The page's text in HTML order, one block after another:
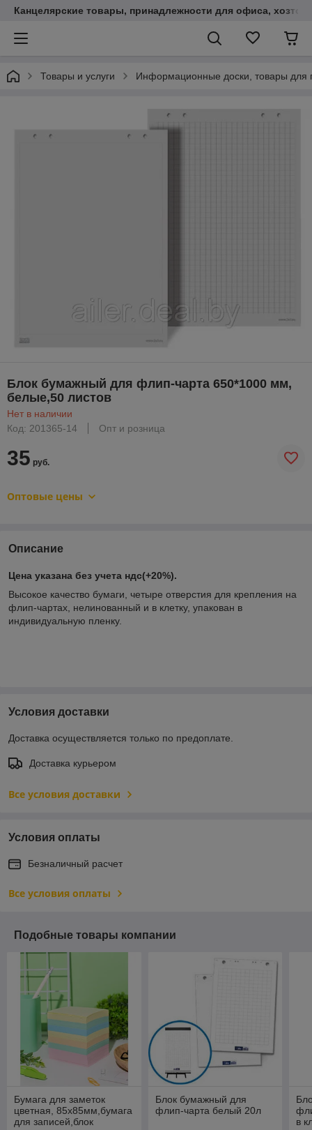
Канцелярские товары, принадлежности для офиса,
Товары и услуги Информационные доски, товары для
Блок бумажный для флип-чарта 650*1000 мм,
белые,50 листов
Нет в наличии
Код: 201365-14
Опт и розница
35 руб.
Оптовые цены
Описание
Цена указана без учета ндс(+20%).
Высокое качество бумаги, четыре отверстия для крепления на
флип-чартах, нелинованный и в клетку, упакован в
индивидуальную пленку.
Условия доставки
Доставка осуществляется только по предоплате.
Доставка курьером
Все условия доставки
Условия оплаты
Безналичный расчет
Все условия оплаты
Подобные товары компании
Бумага для заметок
цветная, 85х85мм,бумага
для записей,блок
Блок бумажный для
флип-чарта белый 20л
в